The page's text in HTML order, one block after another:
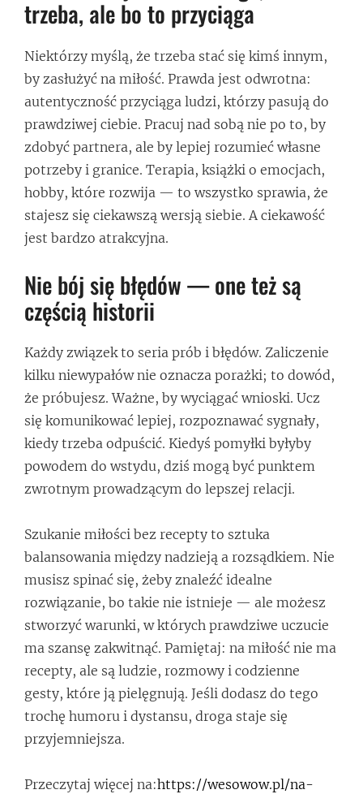
trzeba, ale bo to przyciąga
Niektórzy myślą, że trzeba stać się kimś innym,
by zasłużyć na miłość. Prawda jest odwrotna:
autentyczność przyciąga ludzi, którzy pasują do
prawdziwej ciebie. Pracuj nad sobą nie po to, by
zdobyć partnera, ale by lepiej rozumieć własne
potrzeby i granice. Terapia, książki o emocjach,
hobby, które rozwija — to wszystko sprawia, że
stajesz się ciekawszą wersją siebie. A ciekawość
jest bardzo atrakcyjna.
Nie bój się błędów — one też są
częścią historii
Każdy związek to seria prób i błędów. Zaliczenie
kilku niewypałów nie oznacza porażki; to dowód,
że próbujesz. Ważne, by wyciągać wnioski. Ucz
się komunikować lepiej, rozpoznawać sygnały,
kiedy trzeba odpuścić. Kiedyś pomyłki byłyby
powodem do wstydu, dziś mogą być punktem
zwrotnym prowadzącym do lepszej relacji.
Szukanie miłości bez recepty to sztuka
balansowania między nadzieją a rozsądkiem. Nie
musisz spinać się, żeby znaleźć idealne
rozwiązanie, bo takie nie istnieje — ale możesz
stworzyć warunki, w których prawdziwe uczucie
ma szansę zakwitnąć. Pamiętaj: na miłość nie ma
recepty, ale są ludzie, rozmowy i codzienne
gesty, które ją pielęgnują. Jeśli dodasz do tego
trochę humoru i dystansu, droga staje się
przyjemniejsza.
Przeczytaj więcej na:https://wesowow.pl/na-